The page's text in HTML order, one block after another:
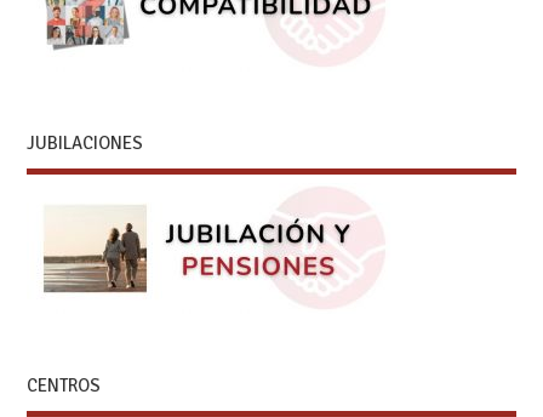
JUBILACIONES
CENTROS